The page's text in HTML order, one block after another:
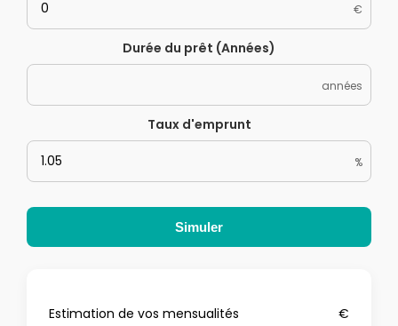
€
Durée du prêt (Années)
années
Taux d'emprunt
%
Simuler
Estimation de vos mensualités €